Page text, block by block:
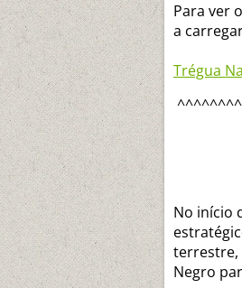
Para ver
a
Trégua
No início
terrestre,
Negro